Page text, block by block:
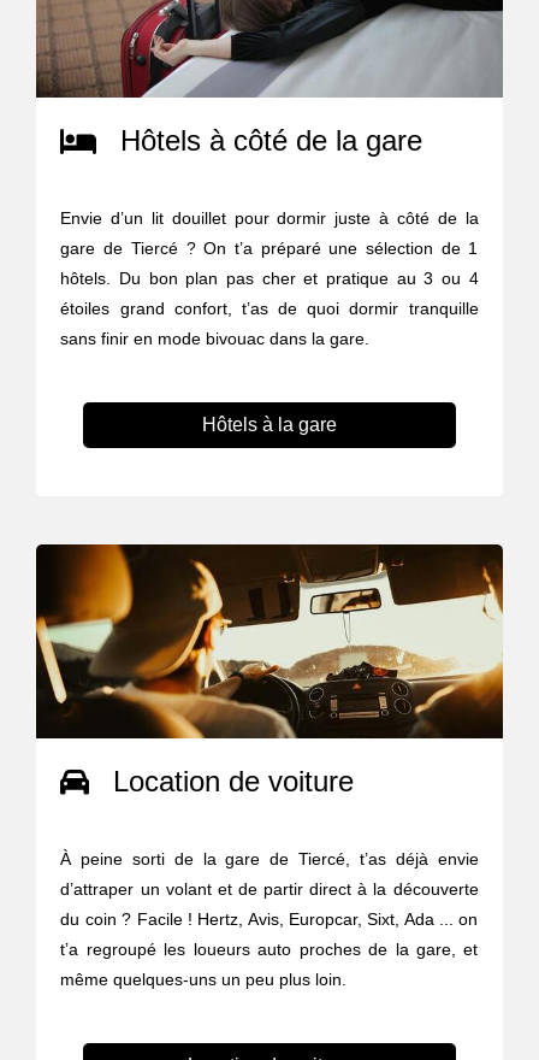
Hôtels à côté de la gare
Envie d’un lit douillet pour dormir juste à côté de la
gare de Tiercé ? On t’a préparé une sélection de 1
hôtels. Du bon plan pas cher et pratique au 3 ou 4
étoiles grand confort, t’as de quoi dormir tranquille
sans finir en mode bivouac dans la gare.
Hôtels à la gare
Location de voiture
À peine sorti de la gare de Tiercé, t’as déjà envie
d’attraper un volant et de partir direct à la découverte
du coin ? Facile ! Hertz, Avis, Europcar, Sixt, Ada ... on
t’a regroupé les loueurs auto proches de la gare, et
même quelques-uns un peu plus loin.